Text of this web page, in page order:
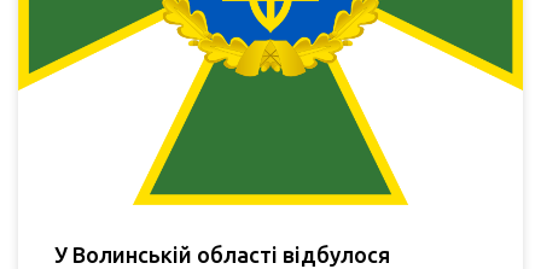
У Волинській області відбулося